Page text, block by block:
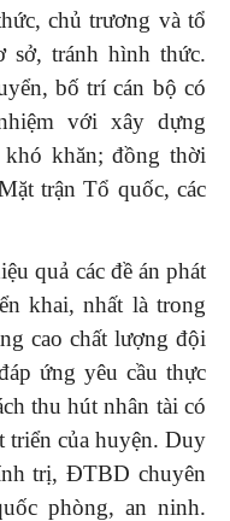
chủ trương và tổ
sở, tránh hình thức.
bố trí cán bộ có
với xây dựng
khăn; đồng thời
trận Tổ quốc, các
quả các đề án phát
khai, nhất là trong
cao chất lượng đội
ứng yêu cầu thực
thu hút nhân tài có
triển của huyện. Duy
trị, ĐTBD chuyên
phòng, an ninh.